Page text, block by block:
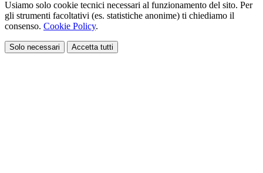
Usiamo solo cookie tecnici necessari al funzionamento del sito. Per
gli strumenti facoltativi (es. statistiche anonime) ti chiediamo il
consenso. Cookie Policy.
Solo necessari Accetta tutti